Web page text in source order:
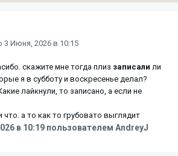
3 Июня, 2026 в 10:15
скажите мне тогда плиз записали ли
я в субботу и воскресенье делал?
лайкнули, то записано, а если не
что. а то как то грубовато выглядит
в 10:19 пользователем AndreyJ